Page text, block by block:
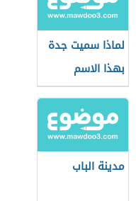
لماذا سميت جدة
بهذا الاسم
مدينة الباب